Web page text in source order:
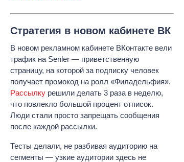
Стратегия в новом кабинете ВК
В новом рекламном кабинете ВКонтакте вели
трафик на Senler — приветственную
страницу, на которой за подписку человек
получает промокод на ролл «Филадельфия».
Рассылку решили делать 3 раза в неделю,
что повлекло большой процент отписок.
Люди стали просто запрещать сообщения
после каждой рассылки.
Тесты делали, не разбивая аудиторию на
сегменты — узкие аудитории здесь не